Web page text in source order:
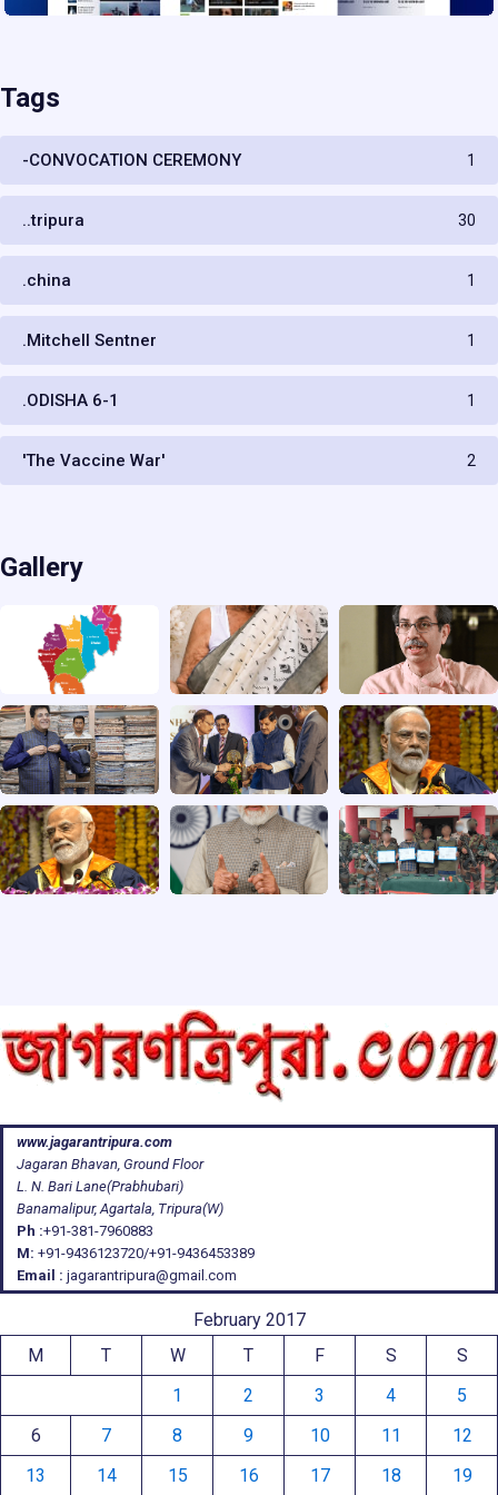
Tags
-CONVOCATION CEREMONY 1
..tripura 30
.china 1
.Mitchell Sentner 1
.ODISHA 6-1 1
'The Vaccine War' 2
Gallery
www.jagarantripura.com
Jagaran Bhavan, Ground Floor
L. N. Bari Lane(Prabhubari)
Banamalipur, Agartala, Tripura(W)
Ph :+91-381-7960883
M: +91-9436123720/+91-9436453389
Email : jagarantripura@gmail.com
February 2017
M
T W T F S
S
1
2 3 4
5
6
7 8 9 10 11
12
13
14 15 16 17 18 19